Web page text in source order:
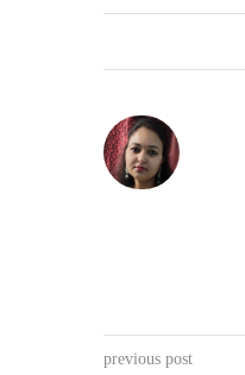
previous post